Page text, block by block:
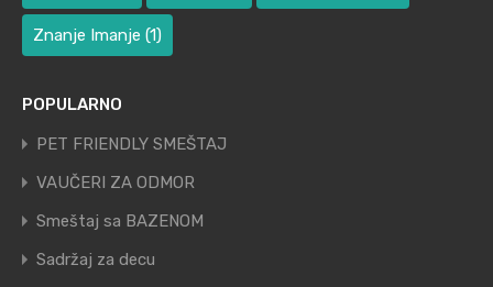
Znanje Imanje (1)
POPULARNO
PET FRIENDLY SMEŠTAJ
VAUČERI ZA ODMOR
Smeštaj sa BAZENOM
Sadržaj za decu